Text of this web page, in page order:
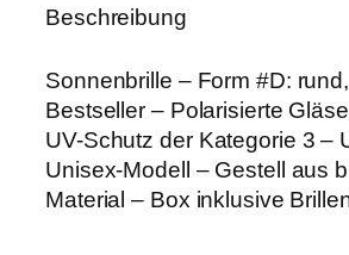
i
n
n
e
n
b
r
Beschreibung
Sonnenbrille – Form #D:
Bestseller – Polarisierte
UV-Schutz der Kategorie 3 –
Unisex-Modell – Gestell aus
Material – Box inklusive